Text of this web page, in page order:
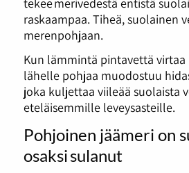
raskaampaa. Tiheä, suolainen
merenpohjaan.
Kun lämmintä pintavettä
lähelle pohjaa muodostuu
joka kuljettaa viileää suolaista
eteläisemmille leveysasteille.
Pohjoinen jäämeri on
osaksi sulanut